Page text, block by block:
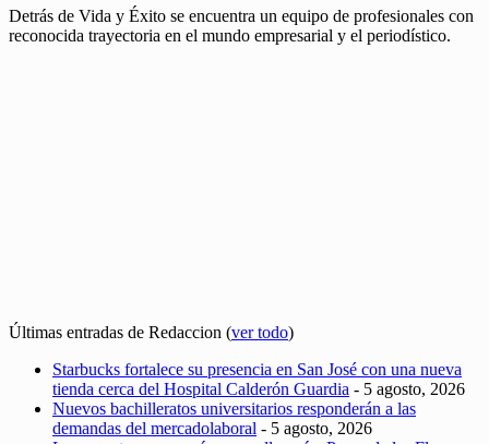
Detrás de Vida y Éxito se encuentra un equipo de profesionales con
reconocida trayectoria en el mundo empresarial y el periodístico.
Últimas entradas de Redaccion (ver todo)
Starbucks fortalece su presencia en San José con una nueva
tienda cerca del Hospital Calderón Guardia - 5 agosto, 2026
Nuevos bachilleratos universitarios responderán a las
demandas del mercadolaboral - 5 agosto, 2026